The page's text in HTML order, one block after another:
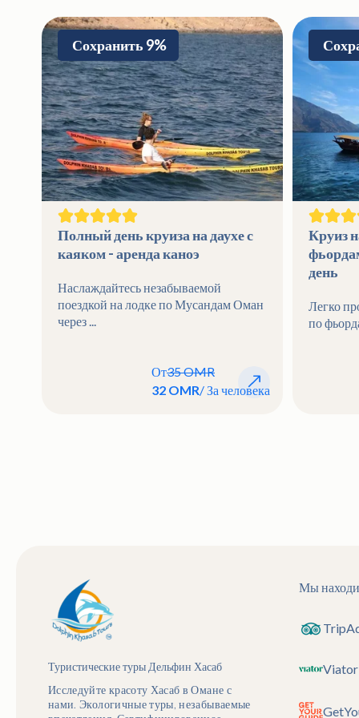
Сохранить 9%
Полный день круиза на даухе с
каяком - аренда каноэ
Наслаждайтесь незабываемой
поездкой на лодке по Мусандам Оман
через ...
От35 OMR
32 OMR/ За человека
Круиз
день
Легко
по
Туристические туры Дельфин Хасаб
Исследуйте красоту Хасаб в Омане с
нами. Экологичные туры, незабываемые
Мы
Viator